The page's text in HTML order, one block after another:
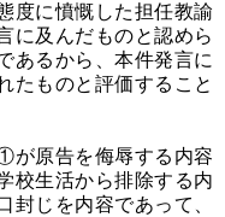
度に憤慨した担任教諭
に及んだものと認めら
あるから、本件発言に
たものと評価すること
が原告を侮辱する内容
生活から排除する内
じを内容であって、